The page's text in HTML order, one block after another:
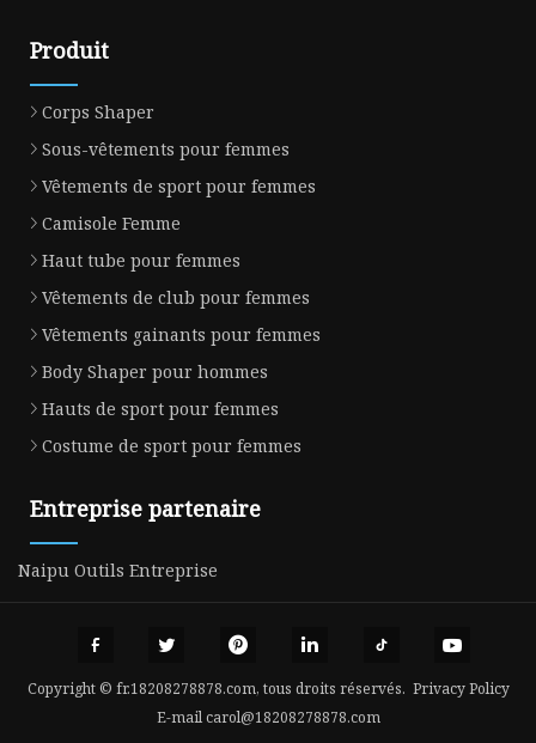
Produit
Corps Shaper
Sous-vêtements pour femmes
Vêtements de sport pour femmes
Camisole Femme
Haut tube pour femmes
Vêtements de club pour femmes
Vêtements gainants pour femmes
Body Shaper pour hommes
Hauts de sport pour femmes
Costume de sport pour femmes
Entreprise partenaire
Naipu Outils Entreprise
Copyright © fr.18208278878.com, tous droits réservés. Privacy Policy
E-mailcarol@18208278878.com